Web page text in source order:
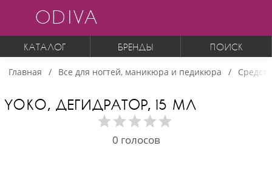
ODIVA
КАТАЛОГ БРЕНДЫ ПОИСК
Главная Все для ногтей, маникюра и педикюра
YOKO, ДЕГИДРАТОР, 15 МЛ
0 голосов